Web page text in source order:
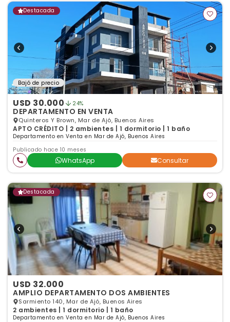
Destacada
Bajó de precio
USD 30.000 24%
DEPARTAMENTO EN VENTA
Quinteros Y Brown, Mar de Ajó, Buenos Aires
APTO CRÉDITO | 2 ambientes | 1 dormitorio | 1 baño
Departamento en Venta en Mar de Ajó, Buenos Aires
Publicado hace 10 meses
WhatsApp Consultar
Destacada
USD 32.000
AMPLIO DEPARTAMENTO DOS AMBIENTES
Sarmiento 140, Mar de Ajó, Buenos Aires
2 ambientes | 1 dormitorio | 1 baño
Departamento en Venta en Mar de Ajó, Buenos Aires